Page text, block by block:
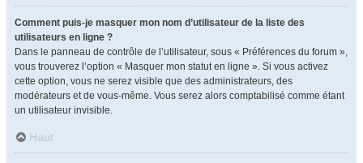
Comment puis-je masquer mon nom d’utilisateur de la liste des
utilisateurs en ligne ?
Dans le panneau de contrôle de l’utilisateur, sous « Préférences du forum »,
vous trouverez l’option « Masquer mon statut en ligne ». Si vous activez
cette option, vous ne serez visible que des administrateurs, des
modérateurs et de vous-même. Vous serez alors comptabilisé comme étant
un utilisateur invisible.
Haut